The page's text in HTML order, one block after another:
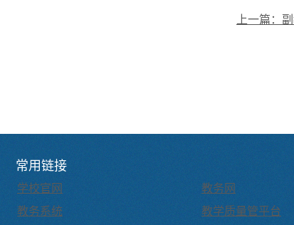
上一篇：
常用链接
学校官网
教务网
教务系统
教学质量管平台